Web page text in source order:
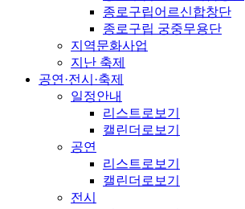
종로구립어르신합창단
종로구립 궁중무용단
지역문화사업
지난 축제
공연·전시·축제
일정안내
리스트로보기
캘린더로보기
공연
리스트로보기
캘린더로보기
전시